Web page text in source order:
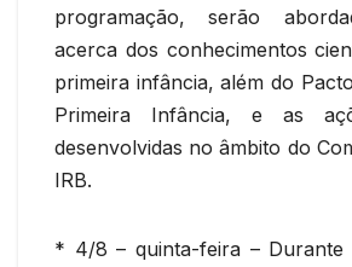
programação, serão
acerca dos conhecimentos
primeira infância, além do
Primeira Infância, e as
desenvolvidas no âmbito do
IRB.
* 4/8 – quinta-feira – Durante